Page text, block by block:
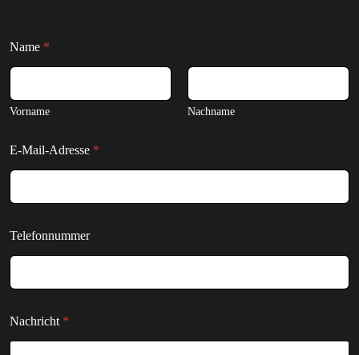
Name *
Vorname Nachname
E-Mail-Adresse *
Telefonnummer
Nachricht *